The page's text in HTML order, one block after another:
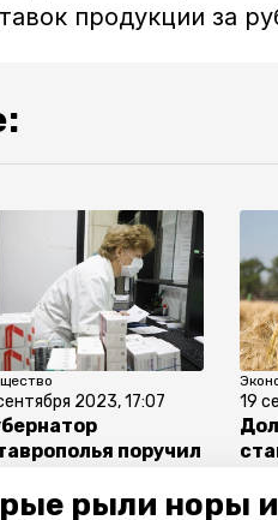
рыли норы
продукции за
2023, 17:07
поручил
госаптек
19